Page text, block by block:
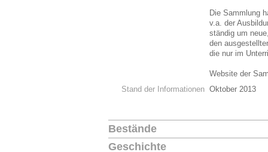
Die Sammlung
v.a. der
ständig um
den
die nur im
Website der
Stand der Informationen Oktober 2013
Bestände
Geschichte